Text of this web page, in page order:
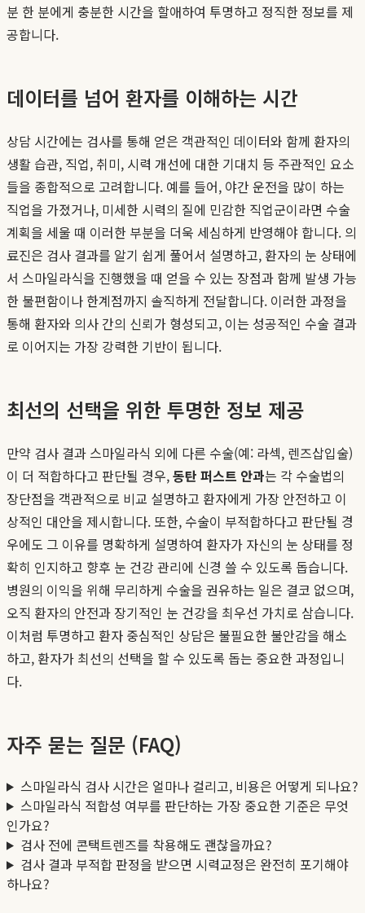
분 한 분에게 충분한 시간을 할애하여 투명하고 정직한 정보를 제
공합니다.
데이터를 넘어 환자를 이해하는 시간
상담 시간에는 검사를 통해 얻은 객관적인 데이터와 함께 환자의
생활 습관, 직업, 취미, 시력 개선에 대한 기대치 등 주관적인 요소
들을 종합적으로 고려합니다. 예를 들어, 야간 운전을 많이 하는
직업을 가졌거나, 미세한 시력의 질에 민감한 직업군이라면 수술
계획을 세울 때 이러한 부분을 더욱 세심하게 반영해야 합니다. 의
료진은 검사 결과를 알기 쉽게 풀어서 설명하고, 환자의 눈 상태에
서 스마일라식을 진행했을 때 얻을 수 있는 장점과 함께 발생 가능
한 불편함이나 한계점까지 솔직하게 전달합니다. 이러한 과정을
통해 환자와 의사 간의 신뢰가 형성되고, 이는 성공적인 수술 결과
로 이어지는 가장 강력한 기반이 됩니다.
최선의 선택을 위한 투명한 정보 제공
만약 검사 결과 스마일라식 외에 다른 수술(예: 라섹, 렌즈삽입술)
이 더 적합하다고 판단될 경우,동탄 퍼스트 안과는 각 수술법의
장단점을 객관적으로 비교 설명하고 환자에게 가장 안전하고 이
상적인 대안을 제시합니다. 또한, 수술이 부적합하다고 판단될 경
우에도 그 이유를 명확하게 설명하여 환자가 자신의 눈 상태를 정
확히 인지하고 향후 눈 건강 관리에 신경 쓸 수 있도록 돕습니다.
병원의 이익을 위해 무리하게 수술을 권유하는 일은 결코 없으며,
오직 환자의 안전과 장기적인 눈 건강을 최우선 가치로 삼습니다.
이처럼 투명하고 환자 중심적인 상담은 불필요한 불안감을 해소
하고, 환자가 최선의 선택을 할 수 있도록 돕는 중요한 과정입니
다.
자주 묻는 질문 (FAQ)
스마일라식 검사 시간은 얼마나 걸리고, 비용은 어떻게 되나요?
스마일라식 적합성 여부를 판단하는 가장 중요한 기준은 무엇
인가요?
검사 전에 콘택트렌즈를 착용해도 괜찮을까요?
검사 결과 부적합 판정을 받으면 시력교정은 완전히 포기해야
하나요?